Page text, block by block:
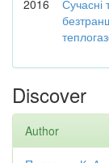
2016
Сучасні
Discover
Author